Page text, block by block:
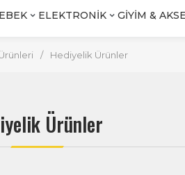
ELEKTRONİK GİYİM &
/ Hediyelik Ürünler
Ürünler